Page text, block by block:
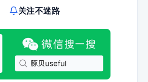
关注不迷路